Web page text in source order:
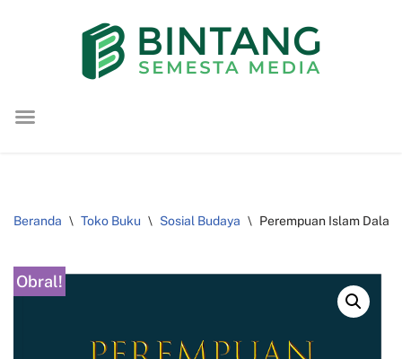
konten
Beranda \ Toko Buku \ Sosial Budaya \ Perempuan Islam
Obral!